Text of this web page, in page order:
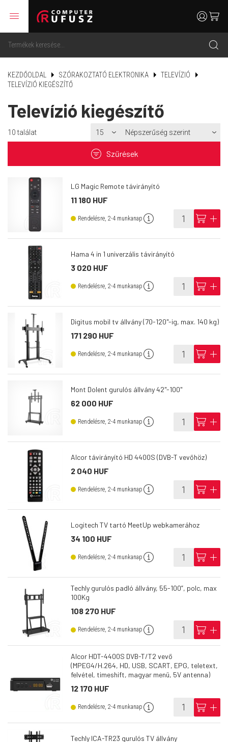
menu
search
usercart
KEZDŐOLDAL SZÓRAKOZTATÓ ELEKTRONIKA
TELEVÍZIÓ
TELEVÍZIÓ KIEGÉSZÍTŐ
Televízió kiegészítő
10 találat
filter Szűrések
LG Magic Remote távirányító
11 180 HUF
Rendelésre, 2-4 munkanap info cart add
Hama 4 in 1 univerzális távirányító
3 020 HUF
Rendelésre, 2-4 munkanap info cart add
Digitus mobil tv állvány (70-120"-ig, max. 140 kg)
171 290 HUF
Rendelésre, 2-4 munkanap info cart add
Mont Dolent gurulós állvány 42"-100"
62 000 HUF
Rendelésre, 2-4 munkanap info cart add
Alcor távirányító HD 4400S (DVB-T vevőhöz)
2 040 HUF
Rendelésre, 2-4 munkanap info cart add
Logitech TV tartó MeetUp webkamerához
34 100 HUF
Rendelésre, 2-4 munkanap info cart add
Techly gurulós padló állvány, 55-100”, polc, max
100Kg
108 270 HUF
Rendelésre, 2-4 munkanap info cart add
Alcor HDT-4400S DVB-T/T2 vevő
(MPEG4/H.264, HD, USB, SCART, EPG, teletext,
felvétel, timeshift, magyar menü, 5V antenna)
12 170 HUF
Rendelésre, 2-4 munkanap info cart add
Techly ICA-TR23 gurulós TV állvány